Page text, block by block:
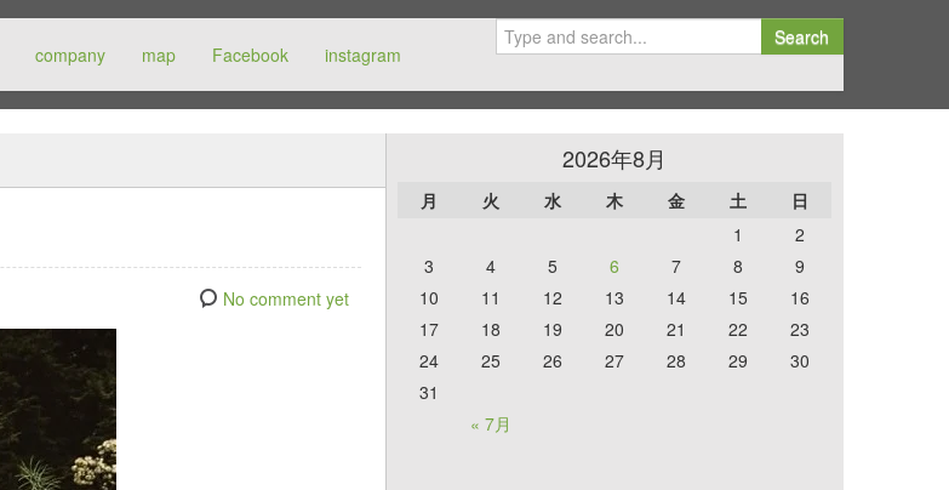
company map Facebook instagram
Search
No comment yet
2026年8月
月 火 水 木 金 土 日
« 7月
1
2
3
4 5 6 7 8
9
10
11 12 13 14 15
16
17
18 19 20 21 22
23
24
25 26 27 28 29
30
31